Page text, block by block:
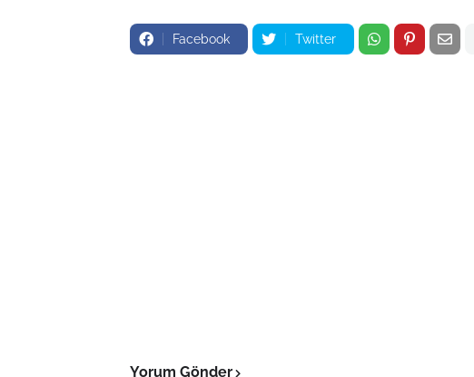
Facebook Twitter
Yorum Gönder